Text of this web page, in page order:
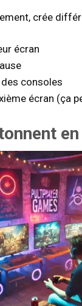
crée
écran
consoles
écran (ça